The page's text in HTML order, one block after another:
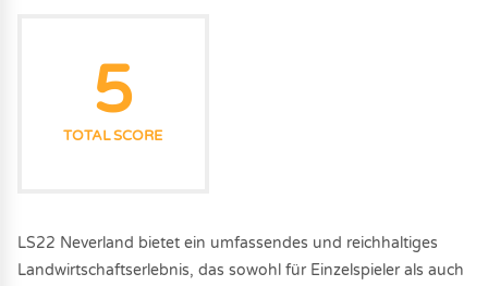
5
TOTAL SCORE
LS22 Neverland bietet ein umfassendes und reichhaltiges
Landwirtschaftserlebnis, das sowohl für Einzelspieler als auch